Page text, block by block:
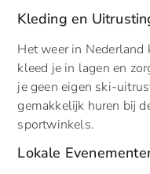
Kleding en
Het weer in Nederland
kleed je in lagen en
je geen eigen ski-
gemakkelijk huren bij
sportwinkels.
Lokale